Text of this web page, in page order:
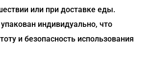
или при доставке еды.
индивидуально, что
и безопасность использования